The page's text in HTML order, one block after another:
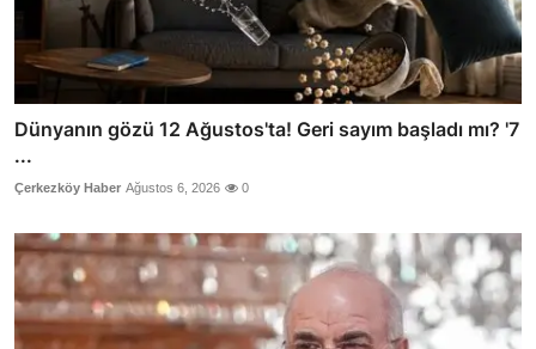
Dünyanın gözü 12 Ağustos'ta! Geri sayım başladı mı? '7
...
Çerkezköy Haber Ağustos 6, 2026 0